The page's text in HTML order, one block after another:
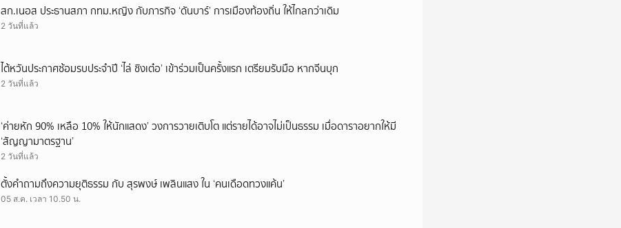
สก.เนอส ประธานสภา กทม.หญิง กับภารกิจ ‘ดันบาร์’ การเมืองท้องถิ่น ให้ไกลกว่าเดิม
2 วันที่แล้ว
ไต้หวันประกาศซ้อมรบประจำปี ‘ไล่ ชิงเต๋อ’ เข้าร่วมเป็นครั้งแรก เตรียมรับมือ หากจีนบุก
2 วันที่แล้ว
‘ค่ายหัก 90% เหลือ 10% ให้นักแสดง’ วงการวายเติบโต แต่รายได้อาจไม่เป็นธรรม เมื่อดาราอยากให้มี
‘สัญญามาตรฐาน’
2 วันที่แล้ว
ตั้งคำถามถึงความยุติธรรม กับ สุรพงษ์ เพลินแสง ใน ‘คนเดือดทวงแค้น’
05 ส.ค. เวลา 10.50 น.